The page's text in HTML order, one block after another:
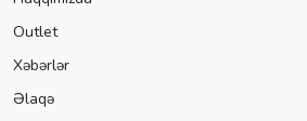
Outlet
Xəbərlər
Əlaqə